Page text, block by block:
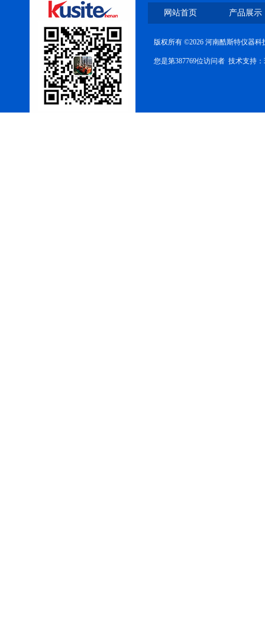
网站首页 产品展示
版权所有 ©2026 河南酷斯特仪器
您是第387769位访问者 技术支持：